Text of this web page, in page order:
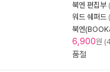
북엔 편집부
워드 쉐퍼드
북엔
6,900원
품절